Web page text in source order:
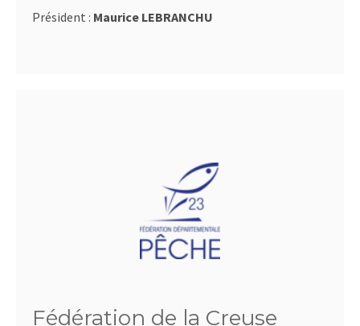
Président : Maurice LEBRANCHU
Fédération de la Creuse